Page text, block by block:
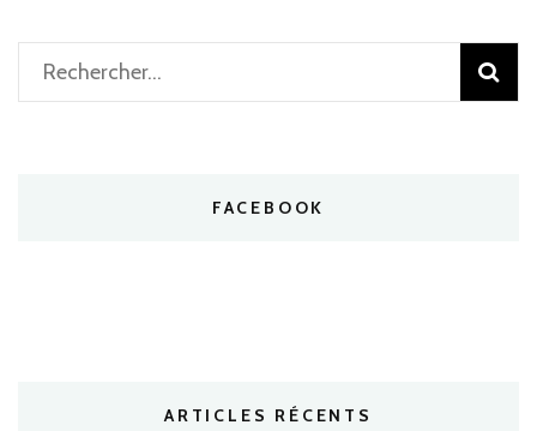
Rechercher :
FACEBOOK
ARTICLES RÉCENTS